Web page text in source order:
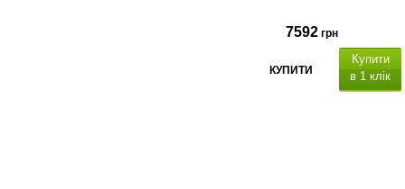
7592 грн
КУПИТИ
Купити
в 1 клік